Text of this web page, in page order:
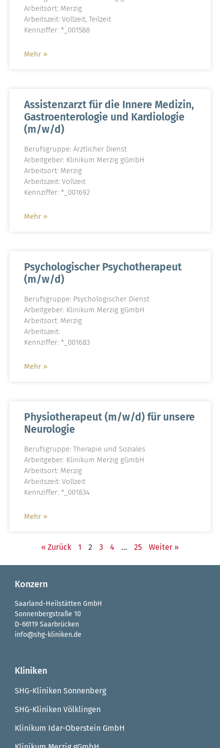
Arbeitsort: Merzig
Arbeitszeit: Vollzeit, Teilzeit
Kennziffer: *_001588
Mehr »
Assistenzarzt für die Innere Medizin,
Gastroenterologie und Kardiologie
(m/w/d)
Berufsgruppe: Ärztlicher Dienst
Arbeitgeber: Klinikum Merzig gGmbH
Arbeitsort: Merzig
Arbeitszeit: Vollzeit
Kennziffer: *_001692
Mehr »
Psychologischer Psychotherapeut
(m/w/d)
Berufsgruppe: Psychologischer Dienst
Arbeitgeber: Klinikum Merzig gGmbH
Arbeitsort: Merzig
Arbeitszeit:
Kennziffer: *_001683
Mehr »
Physiotherapeut (m/w/d) für unsere
Neurologie
Berufsgruppe: Therapie und Soziales
Arbeitgeber: Klinikum Merzig gGmbH
Arbeitsort: Merzig
Arbeitszeit: Vollzeit
Kennziffer: *_001834
Mehr »
« Zurück 1 2 3 4 … 25 Weiter »
Konzern
Saarland-Heilstätten GmbH
Sonnenbergstraße 10
D-66119 Saarbrücken
info@shg-kliniken.de
Kliniken
SHG-Kliniken Sonnenberg
SHG-Kliniken Völklingen
Klinikum Idar-Oberstein GmbH